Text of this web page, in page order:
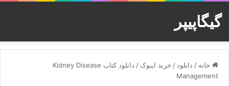
گیگاپیپر
خانه / دانلود / خرید ایبوک /
دانلود کتاب Kidney Disease
Management